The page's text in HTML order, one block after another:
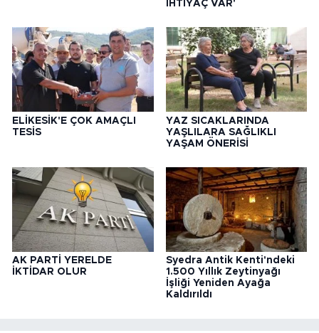
İHTİYAÇ VAR'
ELİKESİK'E ÇOK AMAÇLI
TESİS
YAZ SICAKLARINDA
YAŞLILARA SAĞLIKLI
YAŞAM ÖNERİSİ
AK PARTİ YERELDE
İKTİDAR OLUR
Syedra Antik Kenti'ndeki
1.500 Yıllık Zeytinyağı
İşliği Yeniden Ayağa
Kaldırıldı